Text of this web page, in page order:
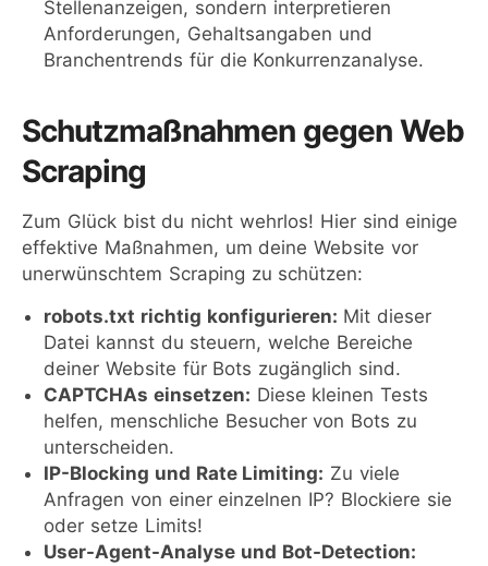
Stellenanzeigen, sondern interpretieren
Anforderungen, Gehaltsangaben und
Branchentrends für die Konkurrenzanalyse.
Schutzmaßnahmen gegen Web
Scraping
Zum Glück bist du nicht wehrlos! Hier sind einige
effektive Maßnahmen, um deine Website vor
unerwünschtem Scraping zu schützen:
robots.txt richtig konfigurieren: Mit dieser
Datei kannst du steuern, welche Bereiche
deiner Website für Bots zugänglich sind.
CAPTCHAs einsetzen: Diese kleinen Tests
helfen, menschliche Besucher von Bots zu
unterscheiden.
IP-Blocking und Rate Limiting: Zu viele
Anfragen von einer einzelnen IP? Blockiere sie
oder setze Limits!
User-Agent-Analyse und Bot-Detection: